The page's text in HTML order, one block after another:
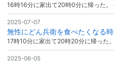
16時16分に家出て20時0分に帰った
2025-07-07
無性にどん兵衛を食べたくなる
17時10分に家出て20時20分に帰った
2025-06-05